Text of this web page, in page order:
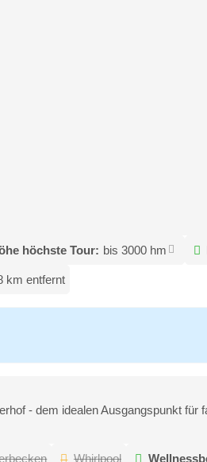
höchste Tour: bis 3000 hm
km entfernt
- dem idealen Ausgangspunkt
Whirlpool